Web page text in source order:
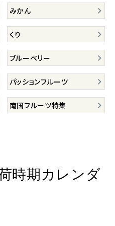
みかん
くり
ブルーベリー
パッションフルーツ
南国フルーツ特集
時期カレンダ